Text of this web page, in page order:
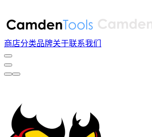
商店分类品牌关于联系我们